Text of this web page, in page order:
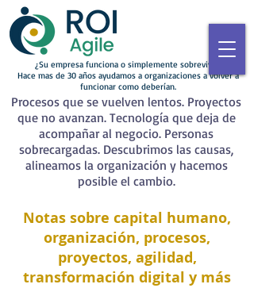
¿Su empresa funciona o simplemente sobrevive?
Hace mas de 30 años ayudamos a organizaciones a volver a
funcionar como deberían.
Procesos que se vuelven lentos. Proyectos
que no avanzan. Tecnología que deja de
acompañar al negocio. Personas
sobrecargadas. Descubrimos las causas,
alineamos la organización y hacemos
posible el cambio.
Notas sobre capital humano,
organización, procesos,
proyectos, agilidad,
transformación digital y más